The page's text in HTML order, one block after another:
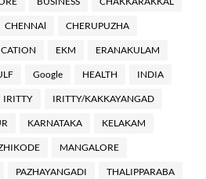
CHENNAl CHERUPUZHA
EKM ERANAKULAM
Google HEALTH INDIA
IRITTY IRITTY/KAKKAYANGAD
KARNATAKA KELAKAM
MANGALORE
PAZHAYANGADI THALIPPARABA